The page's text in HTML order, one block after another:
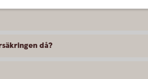
då?